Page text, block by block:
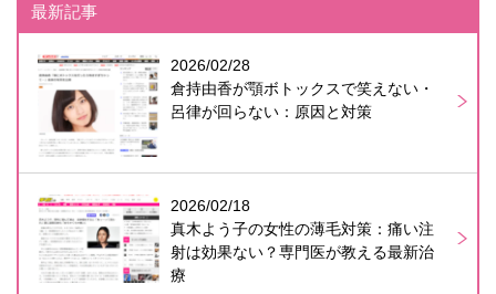
最新記事
2026/02/28
倉持由香が顎ボトックスで笑えない・
呂律が回らない：原因と対策
2026/02/18
真木よう子の女性の薄毛対策：痛い注
射は効果ない？専門医が教える最新治
療